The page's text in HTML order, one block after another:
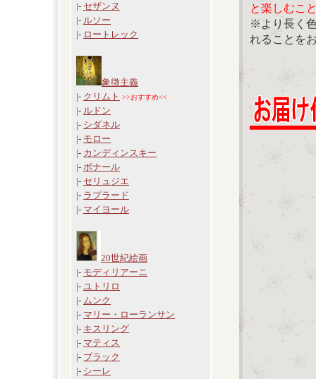
|- セザンヌ
|- ルソー
|- ロートレック
象徴主義
|- クリムト >>おすすめ<<
|- ルドン
|- シダネル
|- モロー
|- カンディンスキー
|- ボナール
|- セリュジエ
|- ラプラード
|- マイヨール
20世紀絵画
|- モディリアーニ
|- ユトリロ
|- ムンク
|- マリー・ローランサン
|- キスリング
|- マティス
|- ブラック
|- シーレ
と楽しむこ
※より長く
れることを